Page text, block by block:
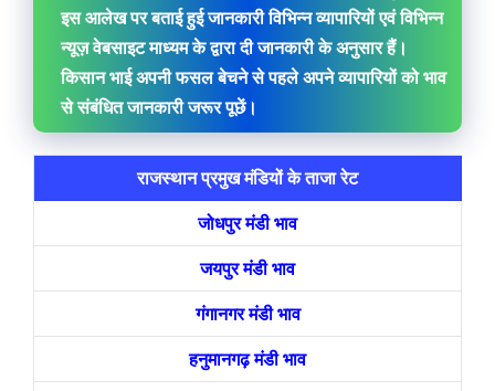
इस आलेख पर बताई हुई जानकारी विभिन्न व्यापारियों एवं विभिन्न
न्यूज़ वेबसाइट माध्यम के द्वारा दी जानकारी के अनुसार हैं।
किसान भाई अपनी फसल बेचने से पहले अपने व्यापारियों को भाव
से संबंधित जानकारी जरूर पूछें।
राजस्थान प्रमुख मंडियों के ताजा रेट
जोधपुर मंडी भाव
जयपुर मंडी भाव
गंगानगर मंडी भाव
हनुमानगढ़ मंडी भाव